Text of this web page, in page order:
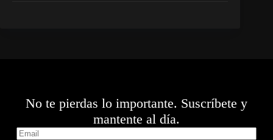
No te pierdas lo importante. Suscríbete y
mantente al día.